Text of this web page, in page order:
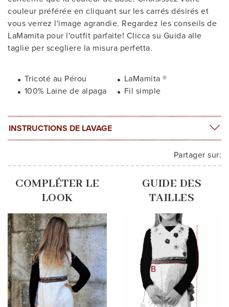
couleur préférée en cliquant sur les carrés désirés et
vous verrez l'image agrandie. Regardez les conseils de
LaMamita pour l'outfit parfaite! Clicca su Guida alle
taglie per scegliere la misura perfetta.
Tricoté au Pérou
LaMamita ®
100% Laine de alpaga
Fil simple
INSTRUCTIONS DE LAVAGE
Partager sur:
COMPLÉTER LE
LOOK
GUIDE DES
TAILLES